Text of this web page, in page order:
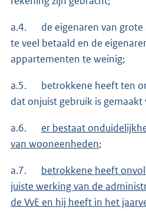
a.4. de eigenaren van grote
te veel betaald en de
appartementen te weinig;
a.5. betrokkene heeft ten
dat onjuist gebruik is gemaakt
a.6. er bestaat
van wooneenheden;
a.7. betrokkene heeft
juiste werking van de
de VvE en hij heeft in het